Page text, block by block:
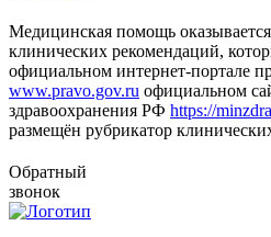
Медицинская помощь
клинических рекомендаций,
официальном интернет-портале
www.pravo.gov.ru официальном
здравоохранения РФ https://
размещён рубрикатор
Обратный
звонок